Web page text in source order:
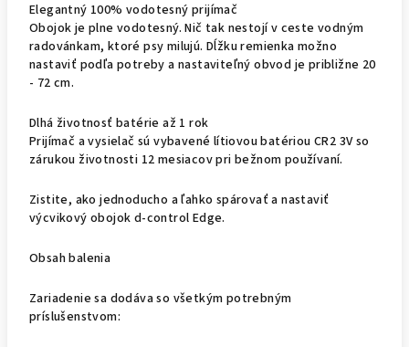
Elegantný 100% vodotesný prijímač
Obojok je plne vodotesný. Nič tak nestojí v ceste vodným
radovánkam, ktoré psy milujú. Dĺžku remienka možno
nastaviť podľa potreby a nastaviteľný obvod je približne 20
- 72 cm.
Dlhá životnosť batérie až 1 rok
Prijímač a vysielač sú vybavené lítiovou batériou CR2 3V so
zárukou životnosti 12 mesiacov pri bežnom používaní.
Zistite, ako jednoducho a ľahko spárovať a nastaviť
výcvikový obojok d-control Edge.
Obsah balenia
Zariadenie sa dodáva so všetkým potrebným
príslušenstvom: